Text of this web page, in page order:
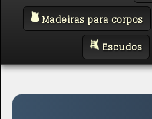
Madeiras para corpos
Escudos